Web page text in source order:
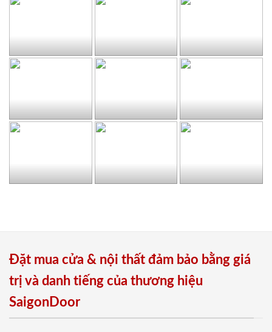
Đặt mua cửa & nội thất đảm bảo bằng giá
trị và danh tiếng của thương hiệu
SaigonDoor